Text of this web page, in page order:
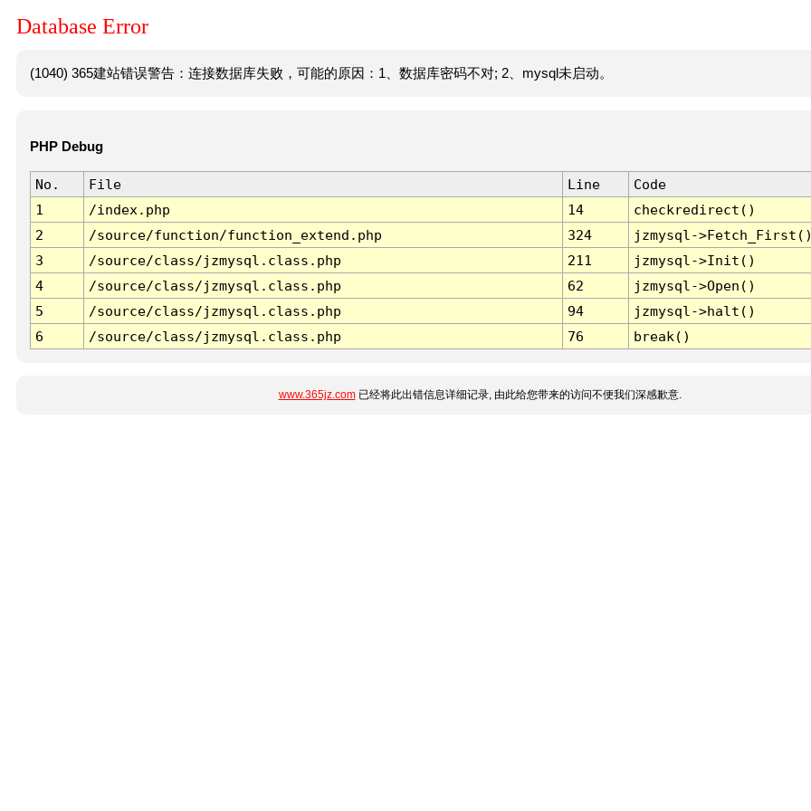
Database Error
(1040) 365建站错误警告：连接数据库失败，可能的原因：1、数据库密码不对; 2、mysql未启动。
PHP Debug
No. File Line
Code
1
/index.php 14
checkredirect()
2
/source/function/function_extend.php 324
jzmysql-
3
/source/class/jzmysql.class.php 211
jzmysql->Init()
4
/source/class/jzmysql.class.php 62
jzmysql->Open()
5
/source/class/jzmysql.class.php 94
jzmysql->halt()
6
/source/class/jzmysql.class.php 76 break()
www.365jz.com已经将此出错信息详细记录, 由此给您带来的访问不便我们深感歉意.